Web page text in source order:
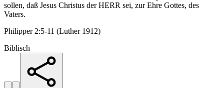
sollen, daß Jesus Christus der HERR sei, zur Ehre Gottes, des
Vaters.
Philipper 2:5-11 (Luther 1912)
Biblisch